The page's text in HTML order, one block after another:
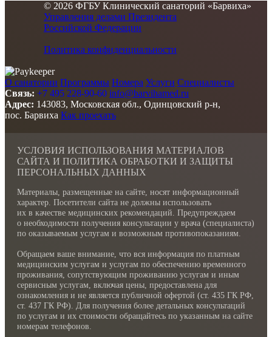
© 2026 ФГБУ Клинический санаторий «Барвиха»
Управления делами Президента
Российской Федерации
Политика конфиденциальности
О санатории Программы Номера Услуги Специалисты
Связь: +7 495 228-90-60 info@barvihamed.ru
Адрес: 143083, Московская обл., Одинцовский р-н,
пос. Барвиха Как проехать
УСЛОВИЯ ИСПОЛЬЗОВАНИЯ МАТЕРИАЛОВ
САЙТА И ПОЛИТИКА ОБРАБОТКИ И ЗАЩИТЫ
ПЕРСОНАЛЬНЫХ ДАННЫХ
Материалы, размещенные на сайте, носят информационный
характер. Посетители сайта не должны использовать
их в качестве медицинских рекомендаций. Предупреждаем
о необходимости получения консультации у врача (специалиста)
по оказываемым услугам и возможным противопоказаниям.
Обращаем ваше внимание, что вся информация по платным
медицинским услугам и услугам по обеспечению временного
проживания, сопутствующим проживанию услугам и иным
сервисным услугам, включая цены, предоставлена для
ознакомления и не является публичной офертой (ст. 435 ГК РФ,
cт. 437 ГК РФ). Для получения более детальных консультаций
по услугам и их стоимости обращайтесь по указанным на сайте
номерам телефонов.